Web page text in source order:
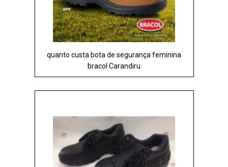
quanto custa bota de segurança feminina
bracol Carandiru